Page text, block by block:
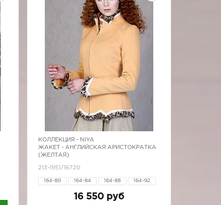
КОЛЛЕКЦИЯ - NIYA
ЖАКЕТ - АНГЛИЙСКАЯ АРИСТОКРАТКА
(ЖЕЛТАЯ)
213-1951/16720
164-80 164-84 164-88 164-92
16 550 руб